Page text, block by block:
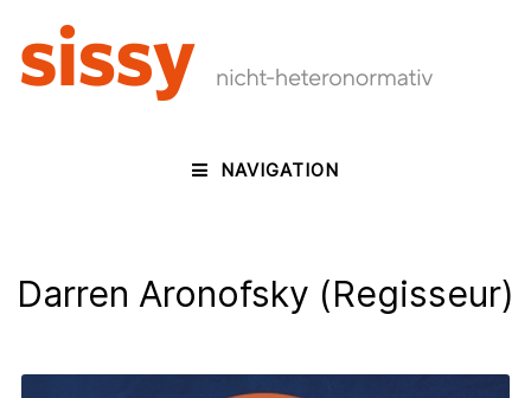
NAVIGATION
Darren Aronofsky (Regisseur)